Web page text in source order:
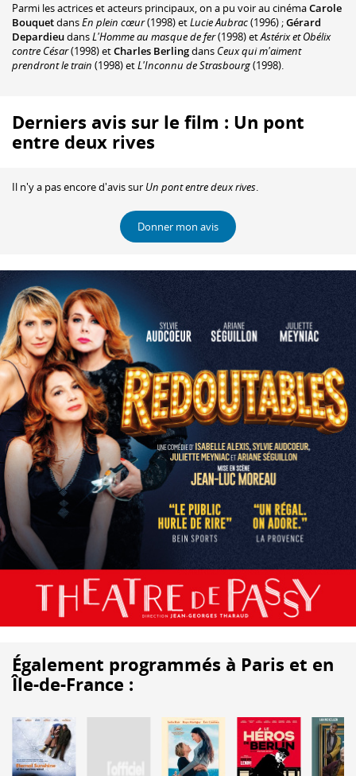
Parmi les actrices et acteurs principaux, on a pu voir au cinémaCarole
BouquetdansEn plein cœur(1998) etLucie Aubrac(1996) ;Gérard
DepardieudansL'Homme au masque de fer(1998) etAstérix et Obélix
contre César(1998) etCharles Berlingdans Ceux qui m'aiment
prendront le train (1998) etL'Inconnu de Strasbourg(1998).
Derniers avis sur le film : Un pont
entre deux rives
Il n'y a pas encore d'avis sur Un pont entre deux rives
Donner mon avis
Également programmés à Paris et en
Île-de-France :